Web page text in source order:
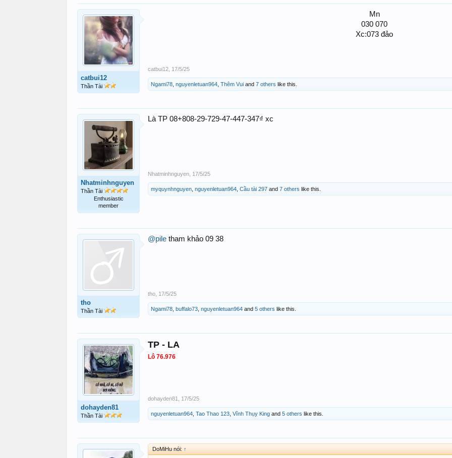
catbui12
Thần Tài
Mn
030 070
Xc:073 đảo​
catbui12 17/5/25
Ngami78 nguyenletuan964 Thêm Vui and 7 others like this.
Nhatminhnguyen
Thần Tài
Enthusiastic
member
Là TP 08+808-29-729-47-447-347₫ xc
Nhatminhnguyen 17/5/25
myquynhnguyen nguyenletuan964 Cầu tài 297 and 7 others like this.
tho
Thần Tài
@pile tham khảo 09 38
tho 17/5/25
Ngami78 buffalo73 nguyenletuan964 and 5 others like this.
dohayden81
Thần Tài
TP - LA
Lô 76.976
dohayden81 17/5/25
nguyenletuan964 Tao Thao 123 Vĩnh Thụy King and 5 others like this.
DoMiHu nói: ↑